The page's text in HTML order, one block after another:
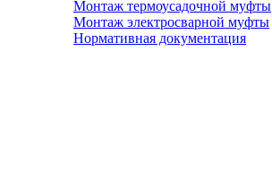
Монтаж термоусадочной муфты
Монтаж электросварной муфты
Нормативная документация